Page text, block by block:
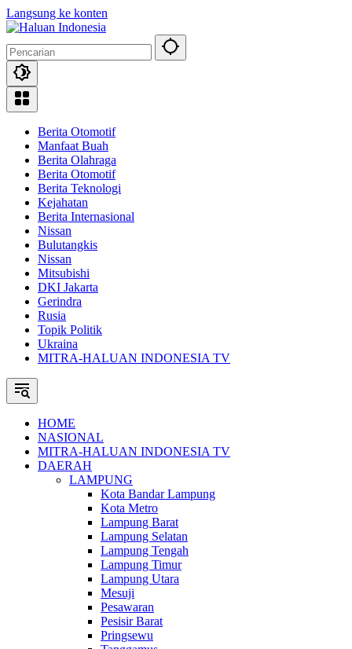
Langsung ke konten
Berita Otomotif
Manfaat Buah
Berita Olahraga
Berita Otomotif
Berita Teknologi
Kejahatan
Berita Internasional
Nissan
Bulutangkis
Nissan
Mitsubishi
DKI Jakarta
Gerindra
Rusia
Topik Politik
Ukraina
MITRA-HALUAN INDONESIA TV
HOME
NASIONAL
MITRA-HALUAN INDONESIA TV
DAERAH
LAMPUNG
Kota Bandar Lampung
Kota Metro
Lampung Barat
Lampung Selatan
Lampung Tengah
Lampung Timur
Lampung Utara
Mesuji
Pesawaran
Pesisir Barat
Pringsewu